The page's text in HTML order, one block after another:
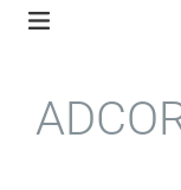
Skip
navigation